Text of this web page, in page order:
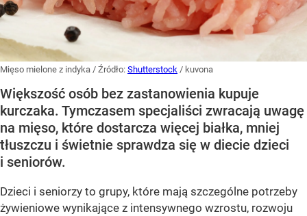
Mięso mielone z indyka / Źródło: Shutterstock / kuvona
Większość osób bez zastanowienia kupuje
kurczaka. Tymczasem specjaliści zwracają uwagę
na mięso, które dostarcza więcej białka, mniej
tłuszczu i świetnie sprawdza się w diecie dzieci
i seniorów.
Dzieci i seniorzy to grupy, które mają szczególne potrzeby
żywieniowe wynikające z intensywnego wzrostu, rozwoju